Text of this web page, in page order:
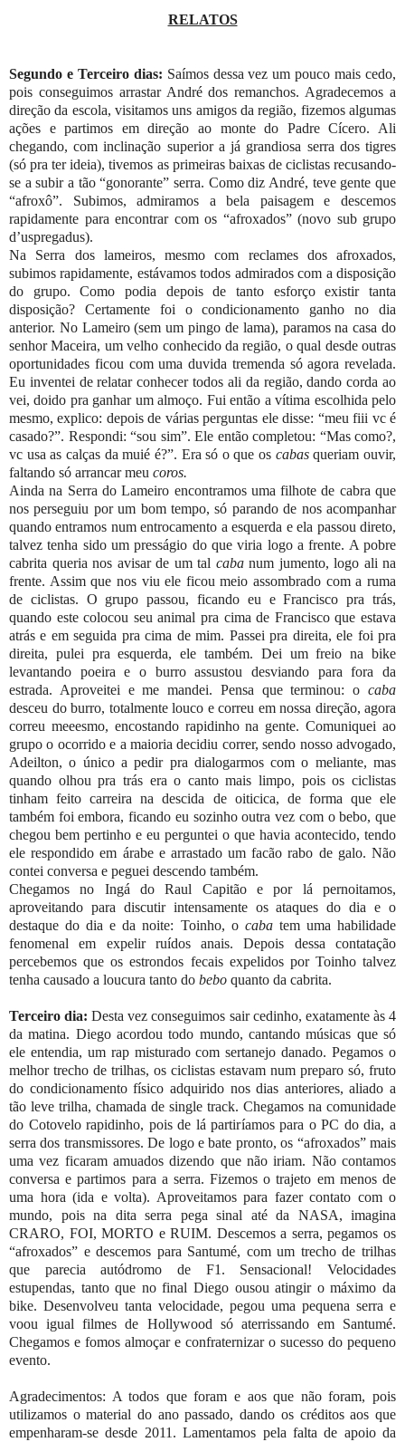
RELATOS
Segundo e Terceiro dias: Saímos dessa vez um pouco mais cedo,
pois conseguimos arrastar André dos remanchos. Agradecemos a
direção da escola, visitamos uns amigos da região, fizemos algumas
ações e partimos em direção ao monte do Padre Cícero. Ali
chegando, com inclinação superior a já grandiosa serra dos tigres
(só pra ter ideia), tivemos as primeiras baixas de ciclistas recusando-
se a subir a tão “gonorante” serra. Como diz André, teve gente que
“afroxô”. Subimos, admiramos a bela paisagem e descemos
rapidamente para encontrar com os “afroxados” (novo sub grupo
d’uspregadus).
Na Serra dos lameiros, mesmo com reclames dos afroxados,
subimos rapidamente, estávamos todos admirados com a disposição
do grupo. Como podia depois de tanto esforço existir tanta
disposição? Certamente foi o condicionamento ganho no dia
anterior. No Lameiro (sem um pingo de lama), paramos na casa do
senhor Maceira, um velho conhecido da região, o qual desde outras
oportunidades ficou com uma duvida tremenda só agora revelada.
Eu inventei de relatar conhecer todos ali da região, dando corda ao
vei, doido pra ganhar um almoço. Fui então a vítima escolhida pelo
mesmo, explico: depois de várias perguntas ele disse: “meu fiii vc é
casado?”. Respondi: “sou sim”. Ele então completou: “Mas como?,
vc usa as calças da muié é?”. Era só o que os cabasqueriam ouvir,
faltando só arrancar meu coros.
Ainda na Serra do Lameiro encontramos uma filhote de cabra que
nos perseguiu por um bom tempo, só parando de nos acompanhar
quando entramos num entrocamento a esquerda e ela passou direto,
talvez tenha sido um presságio do que viria logo a frente. A pobre
cabrita queria nos avisar de um tal cabanum jumento, logo ali na
frente. Assim que nos viu ele ficou meio assombrado com a ruma
de ciclistas. O grupo passou, ficando eu e Francisco pra trás,
quando este colocou seu animal pra cima de Francisco que estava
atrás e em seguida pra cima de mim. Passei pra direita, ele foi pra
direita, pulei pra esquerda, ele também. Dei um freio na bike
levantando poeira e o burro assustou desviando para fora da
estrada. Aproveitei e me mandei. Pensa que terminou: o caba
desceu do burro, totalmente louco e correu em nossa direção, agora
correu meeesmo, encostando rapidinho na gente. Comuniquei ao
grupo o ocorrido e a maioria decidiu correr, sendo nosso advogado,
Adeilton, o único a pedir pra dialogarmos com o meliante, mas
quando olhou pra trás era o canto mais limpo, pois os ciclistas
tinham feito carreira na descida de oiticica, de forma que ele
também foi embora, ficando eu sozinho outra vez com o bebo, que
chegou bem pertinho e eu perguntei o que havia acontecido, tendo
ele respondido em árabe e arrastado um facão rabo de galo. Não
contei conversa e peguei descendo também.
Chegamos no Ingá do Raul Capitão e por lá pernoitamos,
aproveitando para discutir intensamente os ataques do dia e o
destaque do dia e da noite: Toinho, o cabatem uma habilidade
fenomenal em expelir ruídos anais. Depois dessa contatação
percebemos que os estrondos fecais expelidos por Toinho talvez
tenha causado a loucura tanto do bebo quanto da cabrita.
Terceiro dia:Desta vez conseguimos sair cedinho, exatamente às 4
da matina. Diego acordou todo mundo, cantando músicas que só
ele entendia, um rap misturado com sertanejo danado. Pegamos o
melhor trecho de trilhas, os ciclistas estavam num preparo só, fruto
do condicionamento físico adquirido nos dias anteriores, aliado a
tão leve trilha, chamada de single track. Chegamos na comunidade
do Cotovelo rapidinho, pois de lá partiríamos para o PC do dia, a
serra dos transmissores. De logo e bate pronto, os “afroxados” mais
uma vez ficaram amuados dizendo que não iriam. Não contamos
conversa e partimos para a serra. Fizemos o trajeto em menos de
uma hora (ida e volta). Aproveitamos para fazer contato com o
mundo, pois na dita serra pega sinal até da NASA, imagina
CRARO, FOI, MORTO e RUIM. Descemos a serra, pegamos os
“afroxados” e descemos para Santumé, com um trecho de trilhas
que parecia autódromo de F1. Sensacional! Velocidades
estupendas, tanto que no final Diego ousou atingir o máximo da
bike. Desenvolveu tanta velocidade, pegou uma pequena serra e
voou igual filmes de Hollywood só aterrissando em Santumé.
Chegamos e fomos almoçar e confraternizar o sucesso do pequeno
evento.
Agradecimentos: A todos que foram e aos que não foram, pois
utilizamos o material do ano passado, dando os créditos aos que
empenharam-se desde 2011. Lamentamos pela falta de apoio da